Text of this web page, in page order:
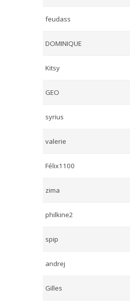
feudass
DOMINIQUE
Kitsy
GEO
syrius
valerie
Félix1100
zima
philkine2
spip
andrej
Gilles